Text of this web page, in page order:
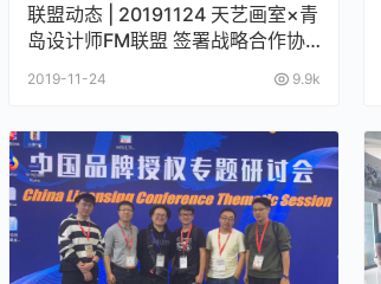
联盟动态 | 20191124 天艺画室×青
岛设计师FM联盟 签署战略合作协
2019-11-24 9.9k